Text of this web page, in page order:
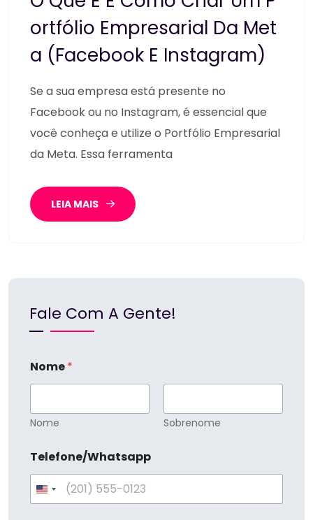
Ortfólio Empresarial Da Met
A (Facebook E Instagram)
Se a sua empresa está presente no
Facebook ou no Instagram, é essencial que
você conheça e utilize o Portfólio Empresarial
da Meta. Essa ferramenta
LEIA MAIS
Fale Com A Gente!
Nome*
Nome Sobrenome
a
l
T
Telefone/Whatsapp
U